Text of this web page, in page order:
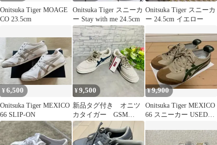
Onitsuka Tiger MOAGE
CO 23.5cm
Onitsuka Tiger スニーカ
ー Stay with me 24.5cm
Onitsuka Tiger スニーカ
ー 24.5cm イエロー
¥6,500
Onitsuka Tiger MEXICO
66 SLIP-ON
¥9,500
新品タグ付き オニツ
カタイガー GSM
SD スニーカースエー
ド 23.5センチ
¥9,900
Onitsuka Tiger MEXICO
66 スニーカー USED